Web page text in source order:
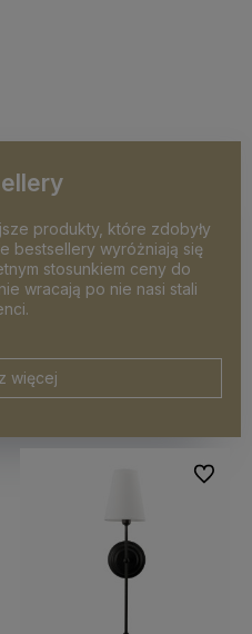
produkty, które zdobyły
bestsellery wyróżniają się
stosunkiem ceny do
wracają po nie nasi stali
więcej
Do